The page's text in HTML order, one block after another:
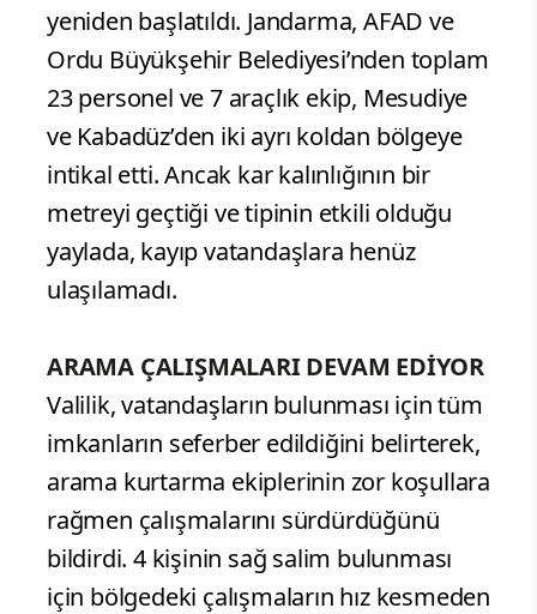
yeniden başlatıldı. Jandarma, AFAD ve
Ordu Büyükşehir Belediyesi’nden toplam
23 personel ve 7 araçlık ekip, Mesudiye
ve Kabadüz’den iki ayrı koldan bölgeye
intikal etti. Ancak kar kalınlığının bir
metreyi geçtiği ve tipinin etkili olduğu
yaylada, kayıp vatandaşlara henüz
ulaşılamadı.
ARAMA ÇALIŞMALARI DEVAM EDİYOR
Valilik, vatandaşların bulunması için tüm
imkanların seferber edildiğini belirterek,
arama kurtarma ekiplerinin zor koşullara
rağmen çalışmalarını sürdürdüğünü
bildirdi. 4 kişinin sağ salim bulunması
için bölgedeki çalışmaların hız kesmeden